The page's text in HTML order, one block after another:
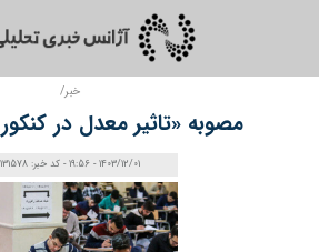
خبر/
مصوبه «تاثیر معدل در
1403/12/01 - 19:56 - کد خبر: 131578